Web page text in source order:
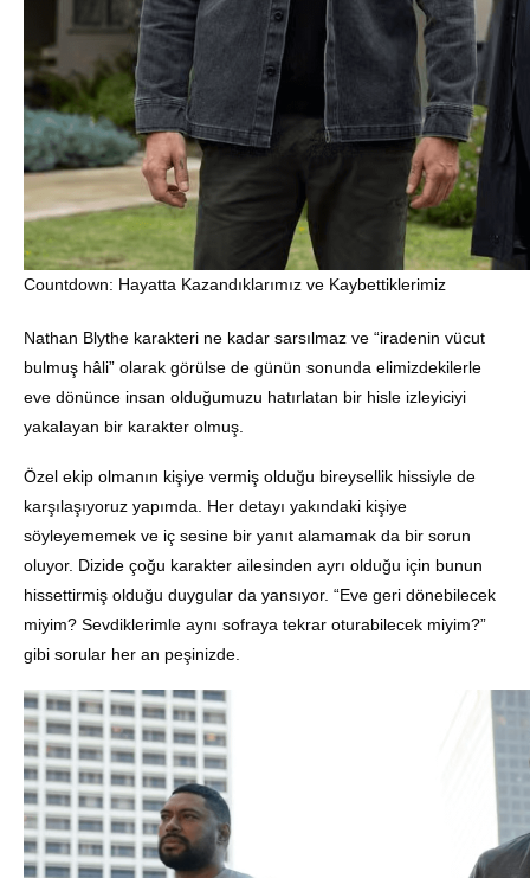
Countdown: Hayatta Kazandıklarımız ve Kaybettiklerimiz
Nathan Blythe karakteri ne kadar sarsılmaz ve “iradenin vücut
bulmuş hâli” olarak görülse de günün sonunda elimizdekilerle
eve dönünce insan olduğumuzu hatırlatan bir hisle izleyiciyi
yakalayan bir karakter olmuş.
Özel ekip olmanın kişiye vermiş olduğu bireysellik hissiyle de
karşılaşıyoruz yapımda. Her detayı yakındaki kişiye
söyleyememek ve iç sesine bir yanıt alamamak da bir sorun
oluyor. Dizide çoğu karakter ailesinden ayrı olduğu için bunun
hissettirmiş olduğu duygular da yansıyor. “Eve geri dönebilecek
miyim? Sevdiklerimle aynı sofraya tekrar oturabilecek miyim?”
gibi sorular her an peşinizde.